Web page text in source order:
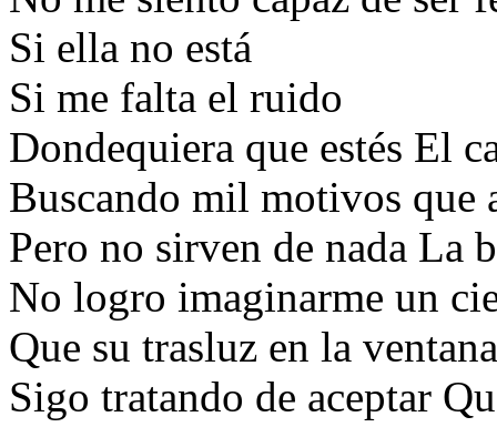
Si ella no está
Si me falta el ruido
Dondequiera que estés El
Buscando mil motivos que
Pero no sirven de nada La
No logro imaginarme un
Que su trasluz en la
Sigo tratando de aceptar